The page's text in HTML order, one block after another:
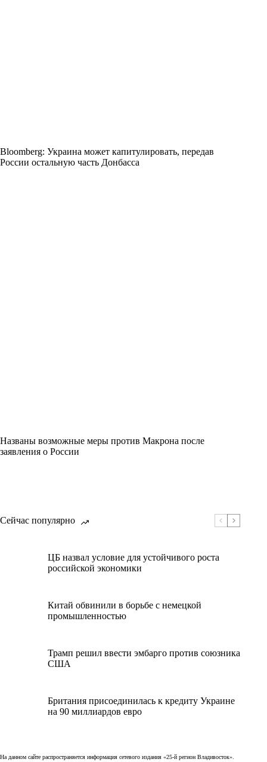
Bloomberg: Украина может капитулировать, передав
России остальную часть Донбасса
Названы возможные меры против Макрона после
заявления о России
Сейчас популярно
ЦБ назвал условие для устойчивого роста
российской экономики
Китай обвинили в борьбе с немецкой
промышленностью
Трамп решил ввести эмбарго против союзника
США
Британия присоединилась к кредиту Украине
на 90 миллиардов евро
На данном сайте распространяется информация сетевого издания «25-й регион Владивосток».